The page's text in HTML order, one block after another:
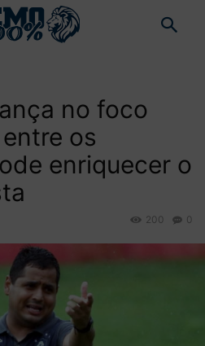
no foco
os
enriquecer o
0
200